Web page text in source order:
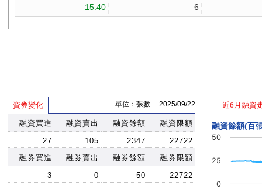
資券變化 單位：張數 2025/09/22
融資買進 融資賣出 融資餘額
融資限額
27
105 2347
22722
融券買進
融券賣出 融券餘額
融券限額
3
0 50 22722
近6月融資
融資餘額(百
0
25
50